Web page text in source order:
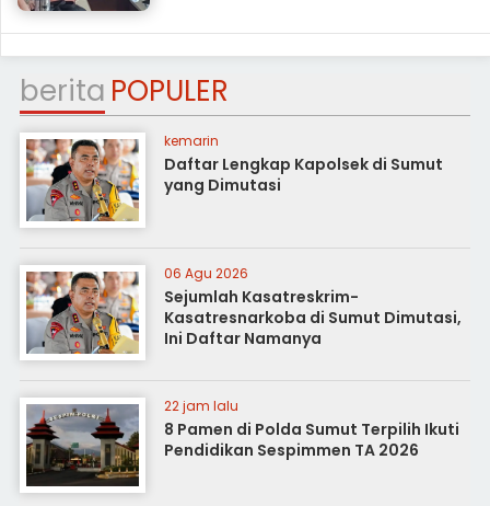
berita POPULER
kemarin
Daftar Lengkap Kapolsek di Sumut
yang Dimutasi
06 Agu 2026
Sejumlah Kasatreskrim-
Kasatresnarkoba di Sumut Dimutasi,
Ini Daftar Namanya
22 jam lalu
8 Pamen di Polda Sumut Terpilih Ikuti
Pendidikan Sespimmen TA 2026